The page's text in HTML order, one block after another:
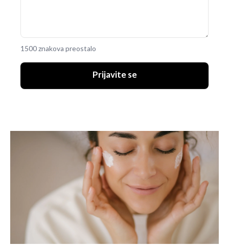
1500 znakova preostalo
Prijavite se